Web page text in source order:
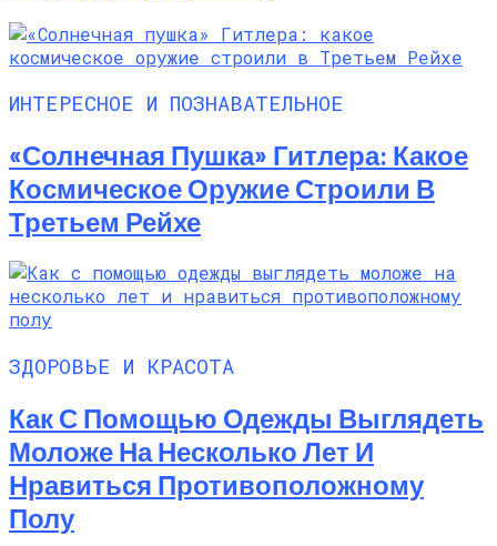
ИНТЕРЕСНОЕ И ПОЗНАВАТЕЛЬНОЕ
«Солнечная Пушка» Гитлера: Какое
Космическое Оружие Строили В
Третьем Рейхе
ЗДОРОВЬЕ И КРАСОТА
Как С Помощью Одежды Выглядеть
Моложе На Несколько Лет И
Нравиться Противоположному
Полу